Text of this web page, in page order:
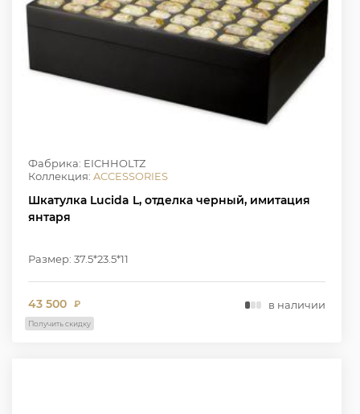
Фабрика: EICHHOLTZ
Коллекция: ACCESSORIES
Шкатулка Lucida L, отделка черный, имитация
янтаря
Размер: 37.5*23.5*11
43 500 ₽ в наличии
Получить скидку